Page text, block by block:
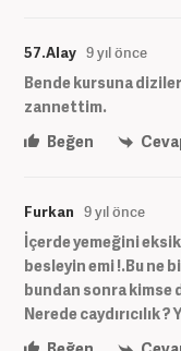
57.Alay 9 yıl önce
Bende kursuna
zannettim.
Beğen
Furkan 9 yıl önce
İçerde yemeğini
besleyin emi !.Bu ne
bundan sonra kimse
Nerede caydırıcılık ?